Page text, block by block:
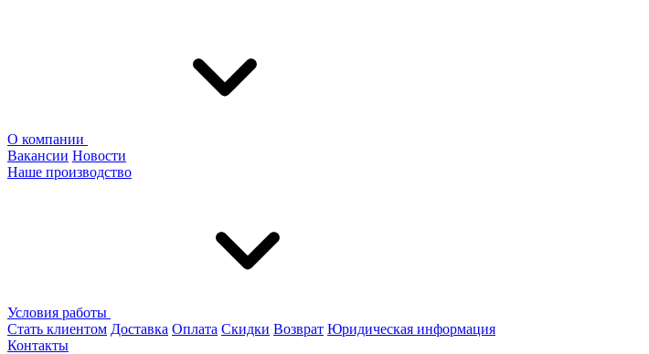
О компании
Вакансии Новости
Наше производство
Условия работы
Стать клиентом Доставка Оплата Скидки Возврат Юридическая информация
Контакты